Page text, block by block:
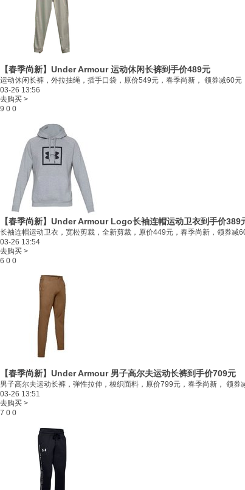
【春季尚新】Under Armour 运动休闲长裤到手价489元
运动休闲长裤，外拉抽绳，插手口袋，原价549元，春季尚新， 领券减60
03-26 13:56
去购买 >
9 0 0
【春季尚新】Under Armour Logo长袖连帽运动卫衣到手价389
长袖连帽运动卫衣，宽松剪裁，全新剪裁，原价449元，春季尚新，领券减
03-26 13:54
去购买 >
6 0 0
【春季尚新】Under Armour 男子高尔夫运动长裤到手价709元
男子高尔夫运动长裤，弹性拉伸，梭织面料，原价799元，春季尚新， 领
03-26 13:51
去购买 >
7 0 0